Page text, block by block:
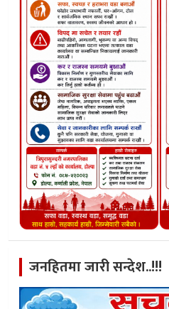
जनहितमा जारी सन्देश..!!!